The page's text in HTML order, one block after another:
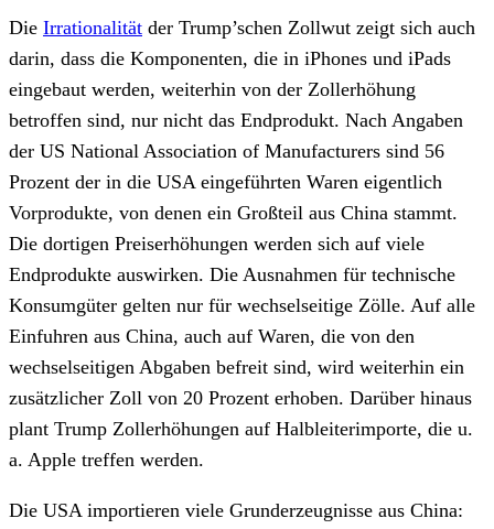
Die Irrationalität der Trump’schen Zollwut zeigt sich auch
darin, dass die Komponenten, die in iPhones und iPads
eingebaut werden, weiterhin von der Zollerhöhung
betroffen sind, nur nicht das Endprodukt. Nach Angaben
der US National Association of Manufacturers sind 56
Prozent der in die USA eingeführten Waren eigentlich
Vorprodukte, von denen ein Großteil aus China stammt.
Die dortigen Preiserhöhungen werden sich auf viele
Endprodukte auswirken. Die Ausnahmen für technische
Konsumgüter gelten nur für wechselseitige Zölle. Auf alle
Einfuhren aus China, auch auf Waren, die von den
wechselseitigen Abgaben befreit sind, wird weiterhin ein
zusätzlicher Zoll von 20 Prozent erhoben. Darüber hinaus
plant Trump Zollerhöhungen auf Halbleiterimporte, die u.
a. Apple treffen werden.
Die USA importieren viele Grunderzeugnisse aus China: